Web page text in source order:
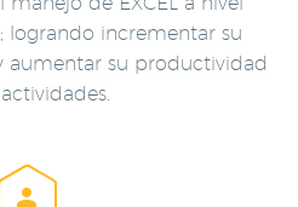
logrando incrementar su
aumentar su productividad

